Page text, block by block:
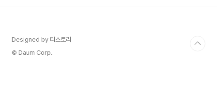
Designed by 티스토리
© Daum Corp.